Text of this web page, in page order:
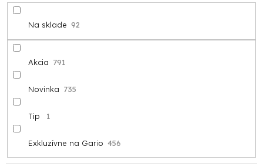
d
u
k
o
v
Na sklade 92
Akcia 791
Novinka 735
Tip 1
Exkluzívne na Gario 456